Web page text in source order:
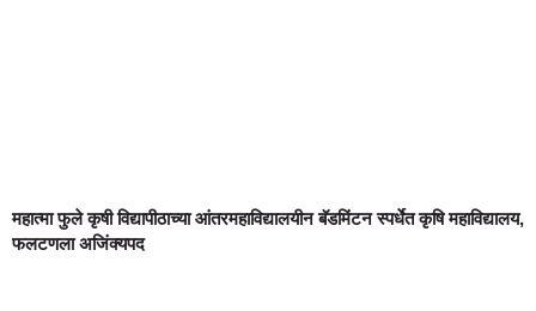
महात्मा फुले कृषी विद्यापीठाच्या आंतरमहाविद्यालयीन बॅडमिंटन स्पर्धेत कृषि महाविद्यालय,
फलटणला अजिंक्यपद